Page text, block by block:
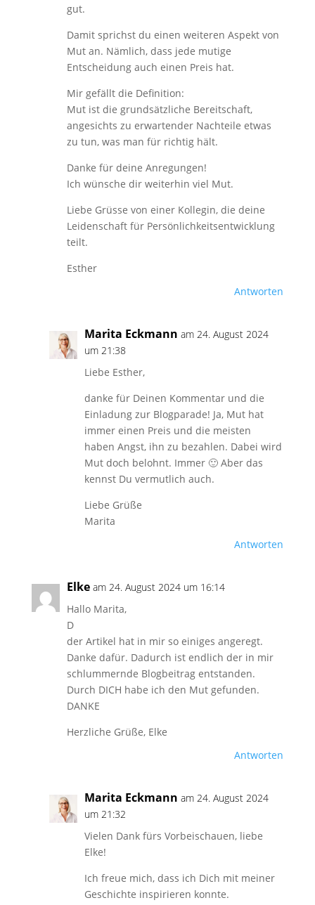
gut.
Damit sprichst du einen weiteren Aspekt von
Mut an. Nämlich, dass jede mutige
Entscheidung auch einen Preis hat.
Mir gefällt die Definition:
Mut ist die grundsätzliche Bereitschaft,
angesichts zu erwartender Nachteile etwas
zu tun, was man für richtig hält.
Danke für deine Anregungen!
Ich wünsche dir weiterhin viel Mut.
Liebe Grüsse von einer Kollegin, die deine
Leidenschaft für Persönlichkeitsentwicklung
teilt.
Esther
Antworten
Marita Eckmann am 24. August 2024
um 21:38
Liebe Esther,
danke für Deinen Kommentar und die
Einladung zur Blogparade! Ja, Mut hat
immer einen Preis und die meisten
haben Angst, ihn zu bezahlen. Dabei wird
Mut doch belohnt. Immer 🙂 Aber das
kennst Du vermutlich auch.
Liebe Grüße
Marita
Antworten
Elke am 24. August 2024 um 16:14
Hallo Marita,
D
der Artikel hat in mir so einiges angeregt.
Danke dafür. Dadurch ist endlich der in mir
schlummernde Blogbeitrag entstanden.
Durch DICH habe ich den Mut gefunden.
DANKE
Herzliche Grüße, Elke
Antworten
Marita Eckmann am 24. August 2024
um 21:32
Vielen Dank fürs Vorbeischauen, liebe
Elke!
Ich freue mich, dass ich Dich mit meiner
Geschichte inspirieren konnte.